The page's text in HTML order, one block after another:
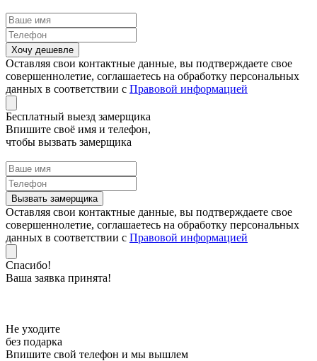
Оставляя свои контактные данные, вы подтверждаете свое
совершеннолетие, соглашаетесь на обработку персональных
данных в соответствии с Правовой информацией
Бесплатный выезд замерщика
Впишите своё имя и телефон,
чтобы вызвать замерщика
Оставляя свои контактные данные, вы подтверждаете свое
совершеннолетие, соглашаетесь на обработку персональных
данных в соответствии с Правовой информацией
Спасибо!
Ваша заявка принята!
Не уходите
без подарка
Впишите свой телефон и мы вышлем